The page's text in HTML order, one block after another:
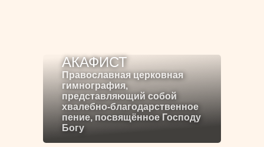
АКАФИСТ
Православная церковная
гимнография,
представляющий собой
хвалебно-благодарственное
пение, посвящённое Господу
Богу